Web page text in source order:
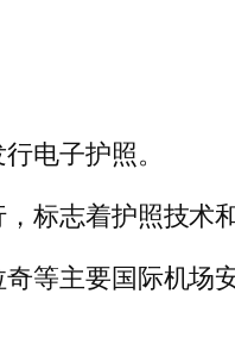
电子护照。
标志着护照技术
等主要国际机